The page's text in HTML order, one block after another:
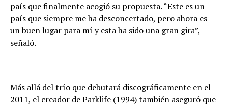
país que finalmente acogió su propuesta. “Este es un
país que siempre me ha desconcertado, pero ahora es
un buen lugar para mí y esta ha sido una gran gira”,
señaló.
Más allá del trío que debutará discográficamente en el
2011, el creador de Parklife (1994) también aseguró que